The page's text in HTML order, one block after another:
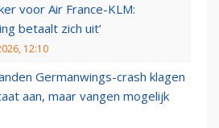
voor Air France-KLM:
betaalt zich uit’
12:10
Germanwings-crash klagen
aan, maar vangen mogelijk